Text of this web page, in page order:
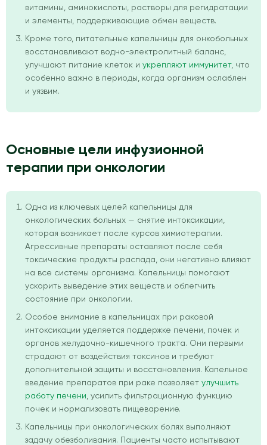
витамины, аминокислоты, растворы для регидратации
и элементы, поддерживающие обмен веществ.
Кроме того, питательные капельницы для онкобольных
восстанавливают водно-электролитный баланс,
улучшают питание клеток и укрепляют иммунитет, что
особенно важно в периоды, когда организм ослаблен
и уязвим.
Основные цели инфузионной
терапии при онкологии
Одна из ключевых целей капельницы для
онкологических больных — снятие интоксикации,
которая возникает после курсов химиотерапии.
Агрессивные препараты оставляют после себя
токсические продукты распада, они негативно влияют
на все системы организма. Капельницы помогают
ускорить выведение этих веществ и облегчить
состояние при онкологии.
Особое внимание в капельницах при раковой
интоксикации уделяется поддержке печени, почек и
органов желудочно-кишечного тракта. Они первыми
страдают от воздействия токсинов и требуют
дополнительной защиты и восстановления. Капельное
введение препаратов при раке позволяет улучшить
работу печени , усилить фильтрационную функцию
почек и нормализовать пищеварение.
Капельницы при онкологических болях выполняют
задачу обезболивания. Пациенты часто испытывают